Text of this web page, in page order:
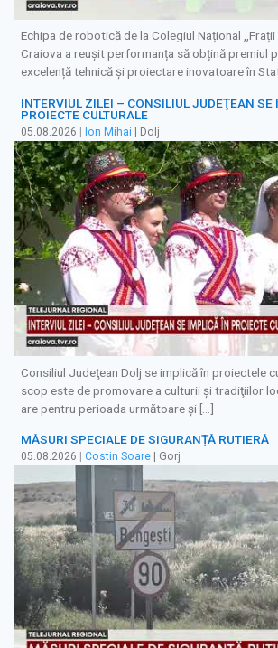
Echipa de robotică de la Colegiul Național ,,Frații
Craiova a reușit performanța să obțină premiul
excelență tehnică și proiectare inovatoare în
INTERVIUL ZILEI – CONSILIUL JUDEŢEAN SE
PROIECTE CULTURALE
05.08.2026 | Ion Mihai | Dolj
Consiliul Judeţean Dolj se implică în proiectele
scop este de promovare a culturii şi tradiţiilor
are pentru perioada următoare şi […]
MĂSURI SPECIALE DE SIGURANȚĂ RUTIERĂ
05.08.2026 Costin Soare | Gorj